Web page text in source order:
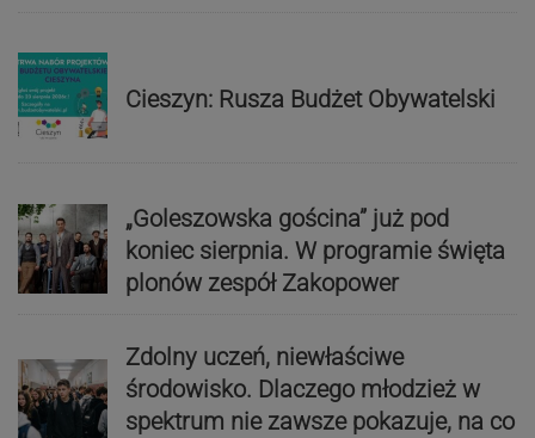
Cieszyn: Rusza Budżet Obywatelski
„Goleszowska gościna” już pod
koniec sierpnia. W programie święta
plonów zespół Zakopower
Zdolny uczeń, niewłaściwe
środowisko. Dlaczego młodzież w
spektrum nie zawsze pokazuje, na co